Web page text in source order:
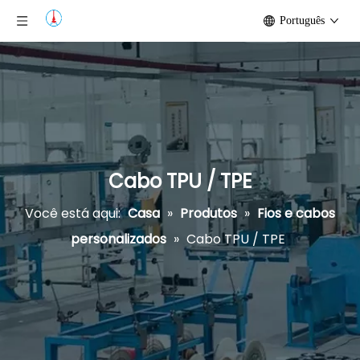
Português
Cabo TPU / TPE
Você está aqui: Casa » Produtos » Fios e cabos
personalizados » Cabo TPU / TPE